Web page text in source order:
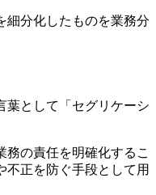
細分化したものを業務分
葉として「セグリケーシ
務の責任を明確化するこ
不正を防ぐ手段として用